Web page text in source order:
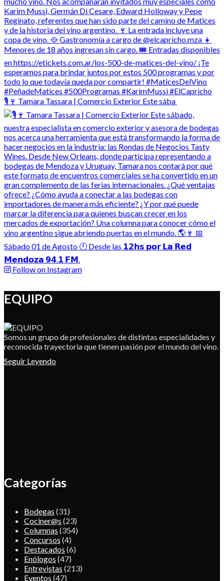
🎙️🍷 Tamara Tassara | Comercio Exterior Este sába
Follow on Instagram
EQUIPO
Somos un grupo de profesionales de distintas especialidades y
reconocida trayectoria que tienen pasión por el mundo del vino.
Seguir Leyendo
Categorías
Bodegas (31)
Cociner@s (23)
Columnas (354)
Concursos (4)
Destacados (6)
Enólogos (47)
Entrevistas (213)
Eventos (47)